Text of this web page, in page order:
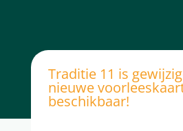
Traditie 11 is
nieuwe
beschikbaar!